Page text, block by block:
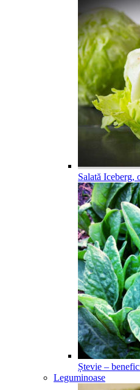
Salată Iceberg,
Ștevie –
Leguminoase